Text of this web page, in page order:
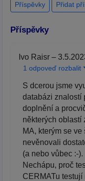
Příspěvky Přidat
Příspěvky
Ivo Raisr –
1 odpoveď rozbalit
S dcerou jsme
databázi znalostí
doplnění a
některých oblastí
MA, kterým se ve
nevěnovali
(a nebo vůbec :-).
Nechápu, proč
CERMATu testují